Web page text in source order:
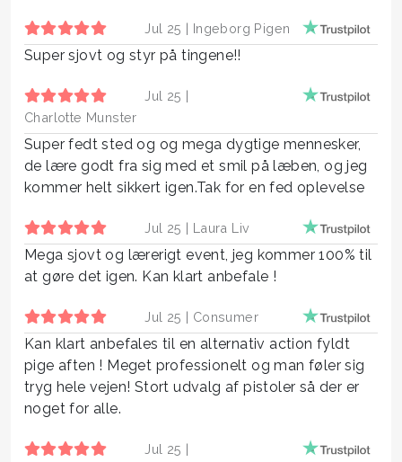
Jul 25 | Ingeborg Pigen
Super sjovt og styr på tingene!!
Jul 25 |
Charlotte Munster
Super fedt sted og og mega dygtige mennesker,
de lære godt fra sig med et smil på læben, og jeg
kommer helt sikkert igen.Tak for en fed oplevelse
Jul 25 | Laura Liv
Mega sjovt og lærerigt event, jeg kommer 100% til
at gøre det igen. Kan klart anbefale !
Jul 25 | Consumer
Kan klart anbefales til en alternativ action fyldt
pige aften ! Meget professionelt og man føler sig
tryg hele vejen! Stort udvalg af pistoler så der er
noget for alle.
Jul 25 |